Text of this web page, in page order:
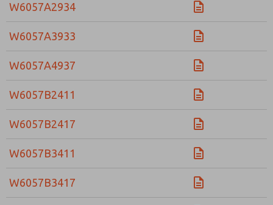
W6057A2934
W6057A3933
W6057A4937
W6057B2411
W6057B2417
W6057B3411
W6057B3417